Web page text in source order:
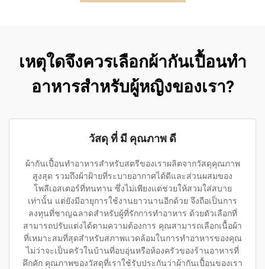
เหตุใดจึงควรเลือกผ้ากันเปื้อนทำ
อาหารสำหรับผู้หญิงของเรา?
วัสดุ ที่ มี คุณภาพ ดี
ผ้ากันเปื้อนทำอาหารสำหรับสตรีของเราผลิตจากวัสดุคุณภาพ
สูงสุด รวมถึงผ้าฝ้ายที่ระบายอากาศได้ดีและส่วนผสมของ
โพลีเอสเตอร์ที่ทนทาน ซึ่งไม่เพียงแต่ช่วยให้สวมใส่สบาย
เท่านั้น แต่ยังมีอายุการใช้งานยาวนานอีกด้วย จึงถือเป็นการ
ลงทุนที่ชาญฉลาดสำหรับผู้ที่รักการทำอาหาร ด้วยตัวเลือกที่
สามารถปรับแต่งได้ตามความต้องการ คุณสามารถเลือกเนื้อผ้า
ที่เหมาะสมที่สุดสำหรับสภาพแวดล้อมในการทำอาหารของคุณ
ไม่ว่าจะเป็นครัวในบ้านที่อบอุ่นหรือห้องครัวของร้านอาหารที่
คึกคัก คุณภาพของวัสดุที่เราใช้รับประกันว่าผ้ากันเปื้อนของเรา